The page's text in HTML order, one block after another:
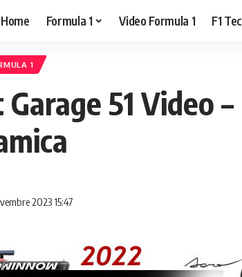
Home Formula 1 Video Formula 1 F1
1
51 Video
2023 15:47